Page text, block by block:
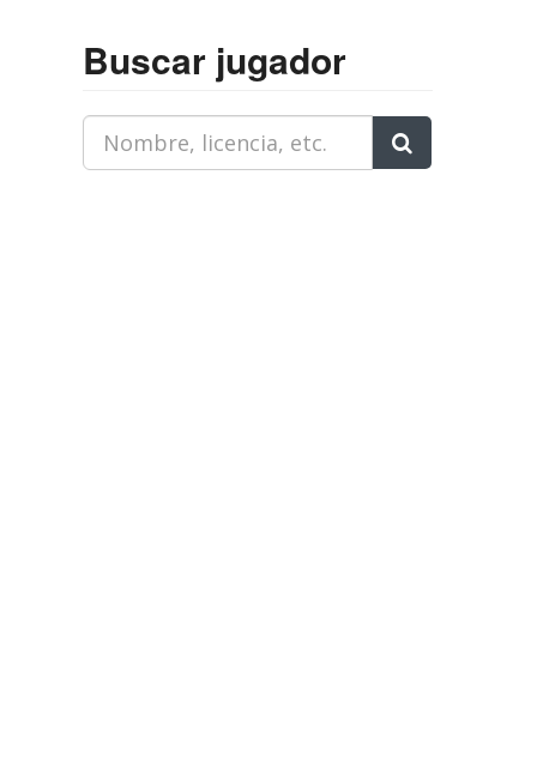
Buscar jugador